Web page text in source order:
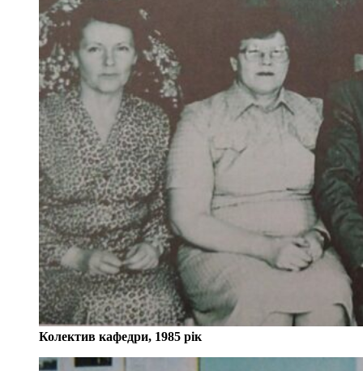
Колектив кафедри, 1985 рік